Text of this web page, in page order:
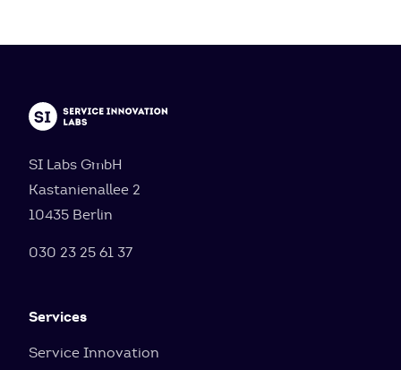
SI Labs GmbH
Kastanienallee 2
10435 Berlin
030 23 25 61 37
Services
Service Innovation